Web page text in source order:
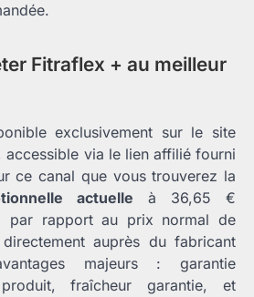
Fitraflex + au meilleur
exclusivement sur le site
via le lien affilié fourni
ce canal que vous trouverez la
actuelle à 36,65 €
par rapport au prix normal de
auprès du fabricant
majeurs : garantie
fraîcheur garantie, et